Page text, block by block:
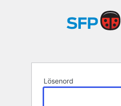
Lösenord